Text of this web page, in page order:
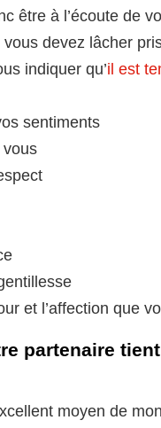
être à l’écoute de
devez lâcher
indiquer qu’il est
sentiments
vous
et l’affection que
partenaire
moyen de